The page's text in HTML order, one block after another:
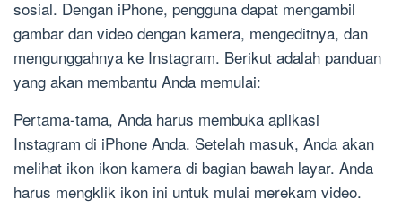
sosial. Dengan iPhone, pengguna dapat mengambil
gambar dan video dengan kamera, mengeditnya, dan
mengunggahnya ke Instagram. Berikut adalah panduan
yang akan membantu Anda memulai:
Pertama-tama, Anda harus membuka aplikasi
Instagram di iPhone Anda. Setelah masuk, Anda akan
melihat ikon ikon kamera di bagian bawah layar. Anda
harus mengklik ikon ini untuk mulai merekam video.